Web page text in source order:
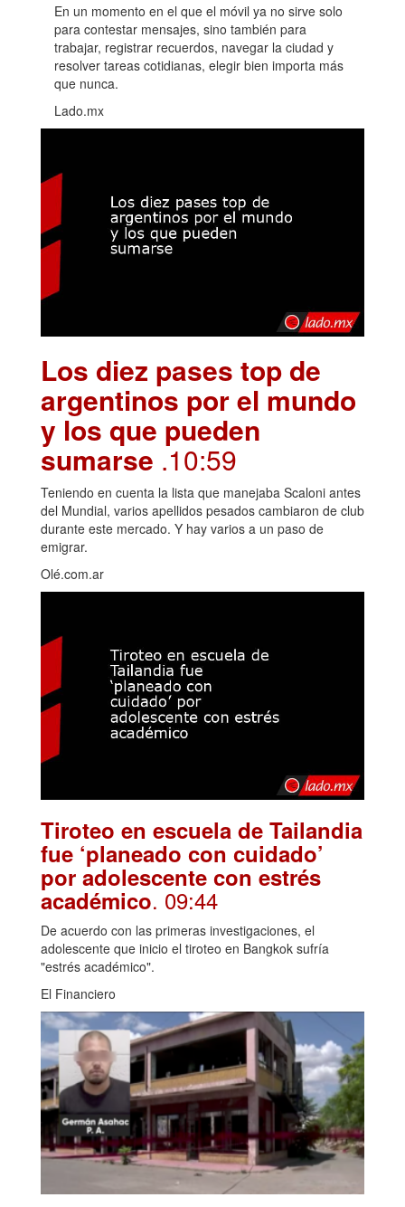
En un momento en el que el móvil ya no sirve solo
para contestar mensajes, sino también para
trabajar, registrar recuerdos, navegar la ciudad y
resolver tareas cotidianas, elegir bien importa más
que nunca.
Lado.mx
Los diez pases top de
argentinos por el mundo
y los que pueden
sumarse .10:59
Teniendo en cuenta la lista que manejaba Scaloni antes
del Mundial, varios apellidos pesados cambiaron de club
durante este mercado. Y hay varios a un paso de
emigrar.
Olé.com.ar
Tiroteo en escuela de Tailandia
fue ‘planeado con cuidado’
por adolescente con estrés
académico. 09:44
De acuerdo con las primeras investigaciones, el
adolescente que inicio el tiroteo en Bangkok sufría
"estrés académico".
El Financiero